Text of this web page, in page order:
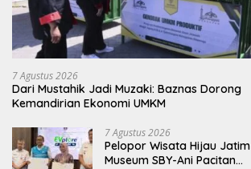
7 Agustus 2026
Dari Mustahik Jadi Muzaki: Baznas Dorong
Kemandirian Ekonomi UMKM
7 Agustus 2026
Pelopor Wisata Hijau Jatim
Museum SBY-Ani Pacitan